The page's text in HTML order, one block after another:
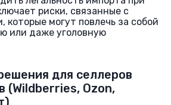
риски, связанные с
которые могут повлечь за собой
или даже уголовную
для селлеров
(Wildberries, Ozon,